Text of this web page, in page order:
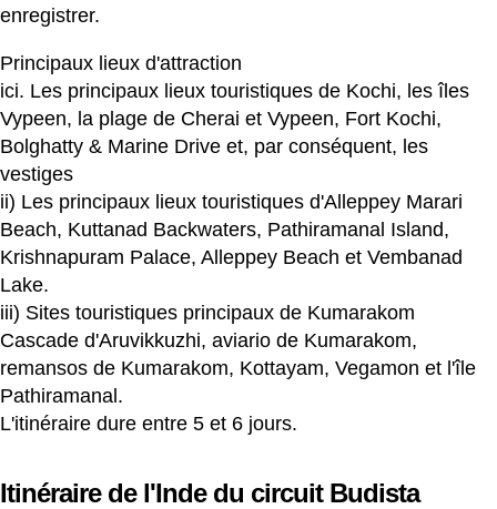
enregistrer.
Principaux lieux d'attraction
ici. Les principaux lieux touristiques de Kochi, les îles
Vypeen, la plage de Cherai et Vypeen, Fort Kochi,
Bolghatty & Marine Drive et, par conséquent, les
vestiges
ii) Les principaux lieux touristiques d'Alleppey Marari
Beach, Kuttanad Backwaters, Pathiramanal Island,
Krishnapuram Palace, Alleppey Beach et Vembanad
Lake.
iii) Sites touristiques principaux de Kumarakom
Cascade d'Aruvikkuzhi, aviario de Kumarakom,
remansos de Kumarakom, Kottayam, Vegamon et l'île
Pathiramanal.
L'itinéraire dure entre 5 et 6 jours.
Itinéraire de l'Inde du circuit Budista